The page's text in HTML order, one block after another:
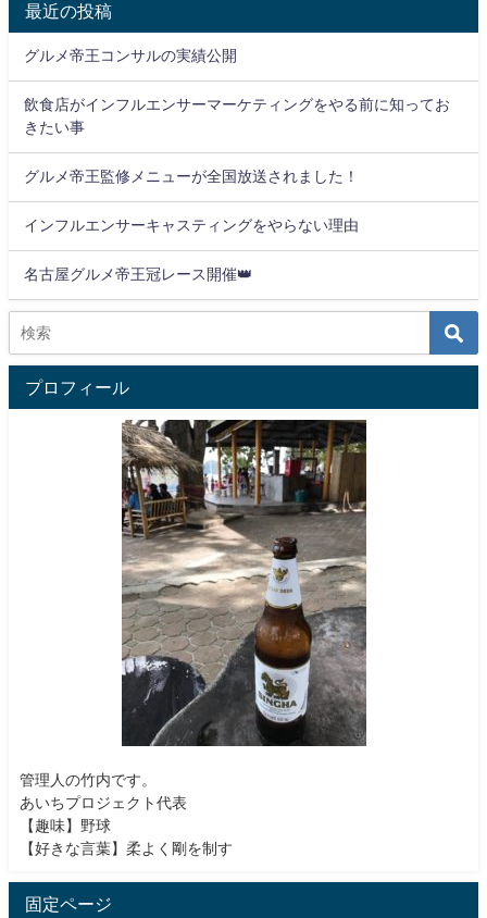
最近の投稿
グルメ帝王コンサルの実績公開
飲食店がインフルエンサーマーケティングをやる前に知ってお
きたい事
グルメ帝王監修メニューが全国放送されました！
インフルエンサーキャスティングをやらない理由
名古屋グルメ帝王冠レース開催👑
プロフィール
管理人の竹内です。
あいちプロジェクト代表
【趣味】野球
【好きな言葉】柔よく剛を制す
固定ページ